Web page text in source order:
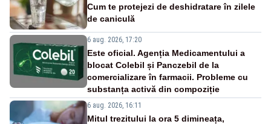
Cum te protejezi de deshidratare în zilele
de caniculă
6 aug. 2026, 17:20
Este oficial. Agenția Medicamentului a
blocat Colebil și Panczebil de la
comercializare în farmacii. Probleme cu
substanța activă din compoziție
6 aug. 2026, 16:11
Mitul trezitului la ora 5 dimineața,